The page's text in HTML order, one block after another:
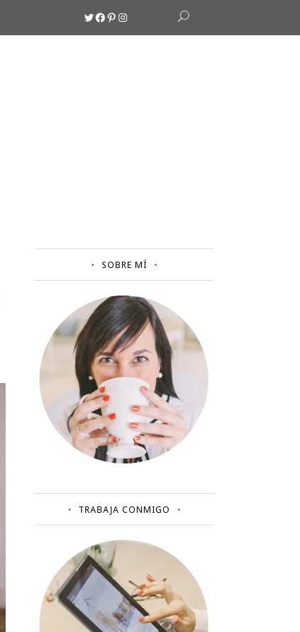
Twitter
Facebook
Pinterest
Instagram
SOBRE MÍ
TRABAJA CONMIGO